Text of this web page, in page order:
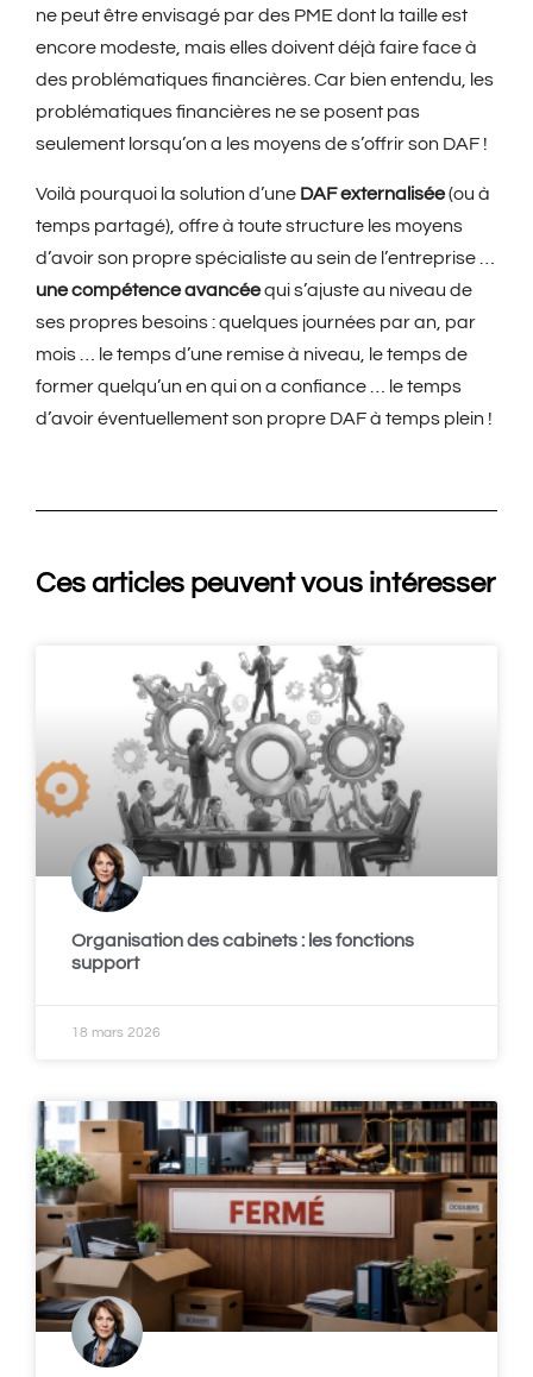
ne peut être envisagé par des PME dont la taille est
encore modeste, mais elles doivent déjà faire face à
des problématiques financières. Car bien entendu, les
problématiques financières ne se posent pas
seulement lorsqu’on a les moyens de s’offrir son DAF !
Voilà pourquoi la solution d’une DAF externalisée(ou à
temps partagé), offre à toute structure les moyens
d’avoir son propre spécialiste au sein de l’entreprise …
une compétence avancéequi s’ajuste au niveau de
ses propres besoins : quelques journées par an, par
mois … le temps d’une remise à niveau, le temps de
former quelqu’un en qui on a confiance … le temps
d’avoir éventuellement son propre DAF à temps plein !
Ces articles peuvent vous intéresser
Organisation des cabinets : les fonctions
support
18 mars 2026